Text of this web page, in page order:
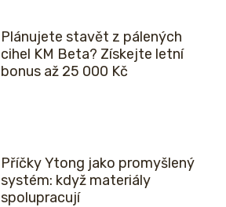
Plánujete stavět z pálených
cihel KM Beta? Získejte letní
bonus až 25 000 Kč
Příčky Ytong jako promyšlený
systém: když materiály
spolupracují